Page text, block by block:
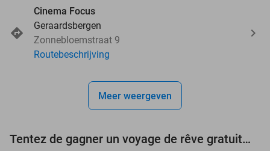
Cinema Focus
Geraardsbergen
Zonnebloemstraat 9
Routebeschrijving
Meer weergeven
Tentez de gagner un voyage de rêve gratuit d'une valeur de 3.000 € !